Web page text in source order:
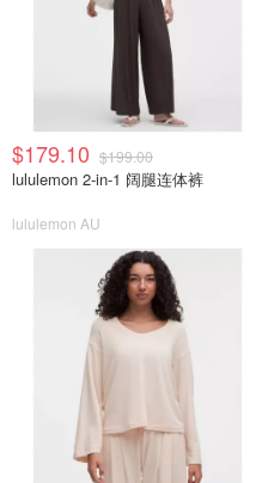
$179.10 $199.00
lululemon 2-in-1 阔腿连体裤
lululemon AU